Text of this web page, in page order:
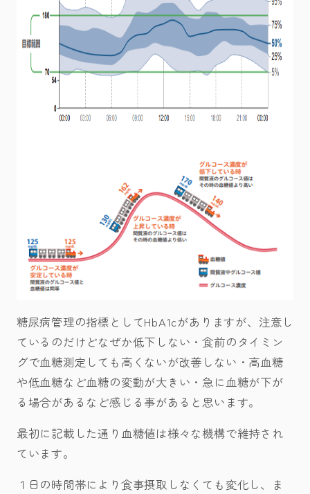
糖尿病管理の指標としてHbA1cがありますが、注意し
ているのだけどなぜか低下しない・食前のタイミン
グで血糖測定しても高くないが改善しない・高血糖
や低血糖など血糖の変動が大きい・急に血糖が下が
る場合があるなど感じる事があると思います。
最初に記載した通り血糖値は様々な機構で維持され
ています。
１日の時間帯により食事摂取しなくても変化し、ま